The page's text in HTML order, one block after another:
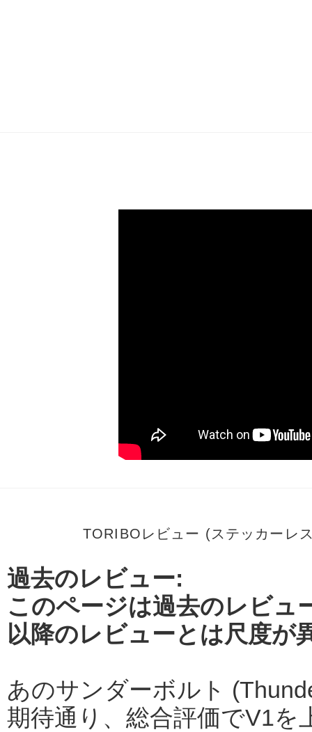
TORIBOレビュー (ステッカーレ
過去のレビュー:
このページは過去のレビュ
以降のレビューとは尺度が
あのサンダーボルト
期待通り、総合評価でV1を